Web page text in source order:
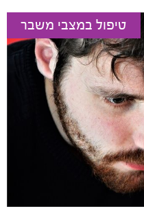
טיפול במצבי משבר